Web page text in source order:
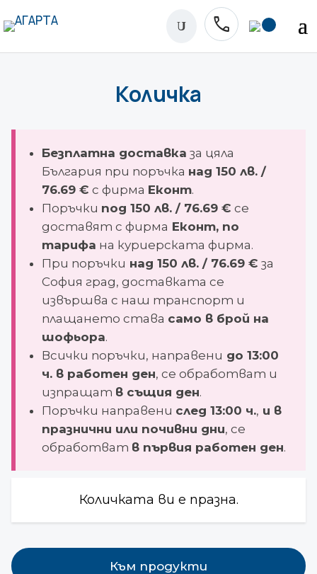
phone
U
Количка
Безплатна доставка за цяла
България при поръчка над 150 лв. /
76.69 € с фирма Еконт.
Поръчки под 150 лв. / 76.69 € се
доставят с фирма Еконт, по
тарифа на куриерската фирма.
При поръчки над 150 лв. / 76.69 € за
София град, доставката се
извършва с наш транспорт и
плащането става само в брой на
шофьора.
Всички поръчки, направени до 13:00
ч.в работен ден, се обработват и
изпращат в същия ден.
Поръчки направени след 13:00 ч., и в
празнични или почивни дни, се
обработват в първия работен ден.
Количката ви е празна.
Към продукти